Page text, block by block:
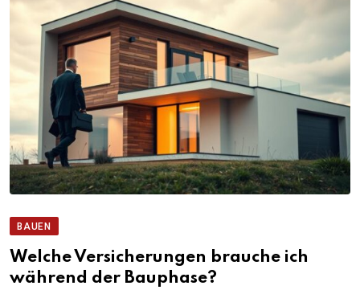
BAUEN
Welche Versicherungen brauche ich
während der Bauphase?